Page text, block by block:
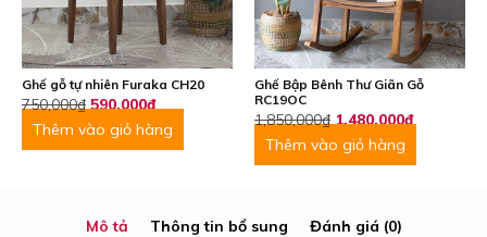
Ghế gỗ tự nhiên Furaka CH20
750,000₫ Giá
gốc
là:
590,000₫Giá
hiện
tại
Thêm vào giỏ hàng
Ghế Bập Bênh Thư Giãn Gỗ
RC19OC
1,850,000₫ Giá
gốc
là:
1,480,000₫Giá
tại
Thêm vào giỏ hàng
Mô tả Thông tin bổ sung Đánh giá (0)